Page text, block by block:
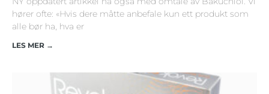
hører ofte: «Hvis dere måtte anbefale kun ett produkt som
alle bør ha, hva er
LES MER →